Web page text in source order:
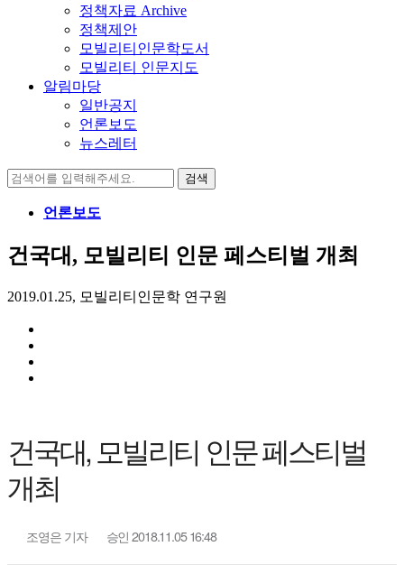
정책자료 Archive
정책제안
모빌리티인문학도서
모빌리티 인문지도
알림마당
일반공지
언론보도
뉴스레터
검
언론보도
건국대, 모빌리티 인문 페스티벌 개최
2019.01.25, 모빌리티인문학 연구원
건국대, 모빌리티 인문 페스티벌
개최
조영은 기자 승인 2018.11.05 16:48